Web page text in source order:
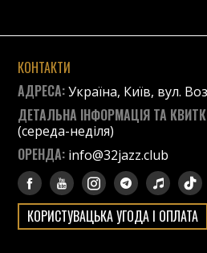
КОНТАКТИ
АДРЕСА:Україна, Київ, вул.
ДЕТАЛЬНА ІНФОРМАЦІЯ ТА
(середа-неділя)
ОРЕНДА: info@32jazz.club
КОРИСТУВАЦЬКА УГОДА І ОПЛАТА